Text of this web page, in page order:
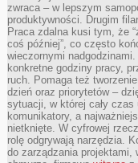
zwraca – w lepszym
produktywności. Drugim
Praca zdalna kusi tym, że
coś później”, co często
wieczornymi
konkretne godziny pracy,
ruch. Pomaga też
dzień oraz priorytetów –
sytuacji, w której cały czas
komunikatory, a
nietknięte. W cyfrowej
rolę odgrywają narzędzia.
do zarządzania projektami,